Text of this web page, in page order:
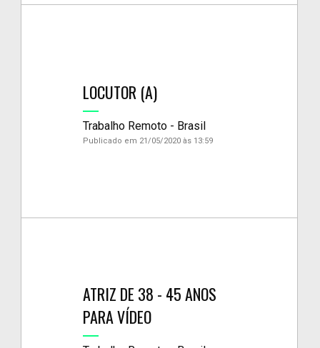
LOCUTOR (A)
Trabalho Remoto - Brasil
Publicado em 21/05/2020 às 13:59
ATRIZ DE 38 - 45 ANOS
PARA VÍDEO